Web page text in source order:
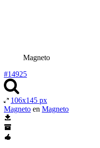
Magneto
#14925
106x145 px
Magneto en Magneto